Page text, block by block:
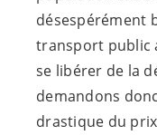
désespérément
transport public
se libérer de la
demandons
drastique du